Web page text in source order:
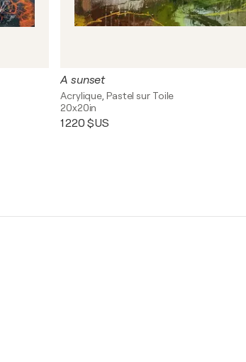
A sunset
Acrylique, Pastel sur Toile
20x20in
1 220 $US